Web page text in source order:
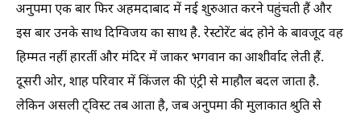
अनुपमा एक बार फिर अहमदाबाद में नई शुरुआत करने पहुंचती हैं और
इस बार उनके साथ दिग्विजय का साथ है. रेस्टोरेंट बंद होने के बावजूद वह
हिम्मत नहीं हारतीं और मंदिर में जाकर भगवान का आशीर्वाद लेती हैं.
दूसरी ओर, शाह परिवार में किंजल की एंट्री से माहौल बदल जाता है.
लेकिन असली ट्विस्ट तब आता है, जब अनुपमा की मुलाकात श्रुति से